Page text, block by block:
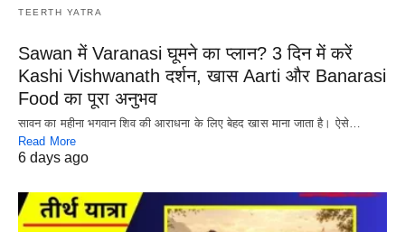
TEERTH YATRA
Sawan में Varanasi घूमने का प्लान? 3 दिन में करें
Kashi Vishwanath दर्शन, खास Aarti और Banarasi
Food का पूरा अनुभव
सावन का महीना भगवान शिव की आराधना के लिए बेहद खास माना जाता है। ऐसे…
Read More
6 days ago